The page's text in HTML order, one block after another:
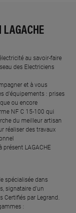
LAGACHE
au savoir-faire
des Electriciens
et à vous
d'équipements : prises
ou encore
NF C 15-100 qui
du meilleur artisan
réaliser des travaux
présent LAGACHE
spécialisée dans
​signataire d'un
par Legrand​.
: